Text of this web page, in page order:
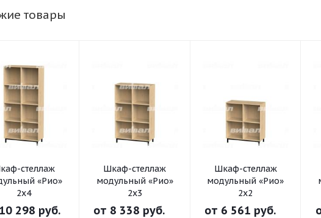
товары
стеллаж
«Рио»
2х4
10 298 руб.
Шкаф-стеллаж
модульный «Рио»
2х3
от 8 338 руб.
Шкаф-стеллаж
модульный «Рио»
2х2
от 6 561 руб.